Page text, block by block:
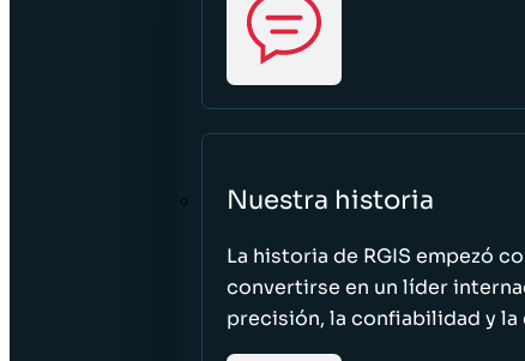
Nuestra historia
La historia de RGIS empezó
convertirse en un líder
precisión, la confiabilidad y